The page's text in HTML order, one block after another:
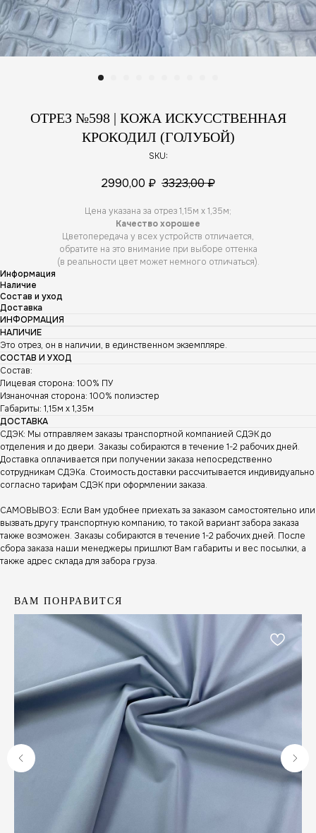
ОТРЕЗ №598 | КОЖА ИСКУССТВЕННАЯ
КРОКОДИЛ (ГОЛУБОЙ)
SKU:
2990,00 ₽ 3323,00₽
Цена указана за отрез 1,15м х 1,35м;
Качество хорошее
Цветопередача у всех устройств отличается,
обратите на это внимание при выборе оттенка
(в реальности цвет может немного отличаться).
Информация
Наличие
Состав и уход
Доставка
ИНФОРМАЦИЯ
НАЛИЧИЕ
Это отрез, он в наличии, в единственном экземпляре.
СОСТАВ И УХОД
Состав:
Лицевая сторона: 100% ПУ
Изнаночная сторона: 100% полиэстер
Габариты: 1,15м х 1,35м
ДОСТАВКА
СДЭК: Мы отправляем заказы транспортной компанией СДЭК до
отделения и до двери. Заказы собираются в течение 1-2 рабочих дней.
Доставка оплачивается при получении заказа непосредственно
сотрудникам СДЭКа. Стоимость доставки рассчитывается индивидуально
согласно тарифам СДЭК при оформлении заказа.
САМОВЫВОЗ: Если Вам удобнее приехать за заказом самостоятельно или
вызвать другу транспортную компанию, то такой вариант забора заказа
также возможен. Заказы собираются в течение 1-2 рабочих дней. После
сбора заказа наши менеджеры пришлют Вам габариты и вес посылки, а
также адрес склада для забора груза.
ВАМ ПОНРАВИТСЯ